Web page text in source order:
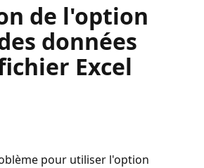
de l'option
données
Excel
pour utiliser l'option